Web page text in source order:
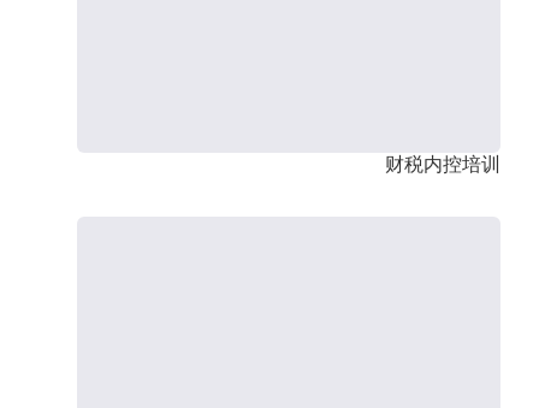
财税内控培训